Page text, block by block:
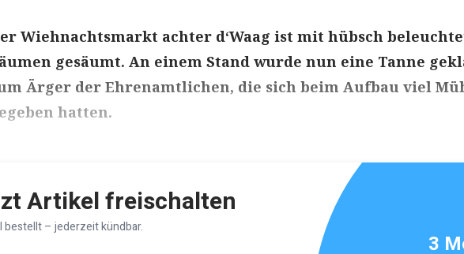
Wiehnachtsmarkt achter d‘Waag ist mit hübsch
gesäumt. An einem Stand wurde nun eine Tanne
Ärger der Ehrenamtlichen, die sich beim Aufbau viel
hatten.
Artikel freischalten
bestellt – jederzeit kündbar.
3